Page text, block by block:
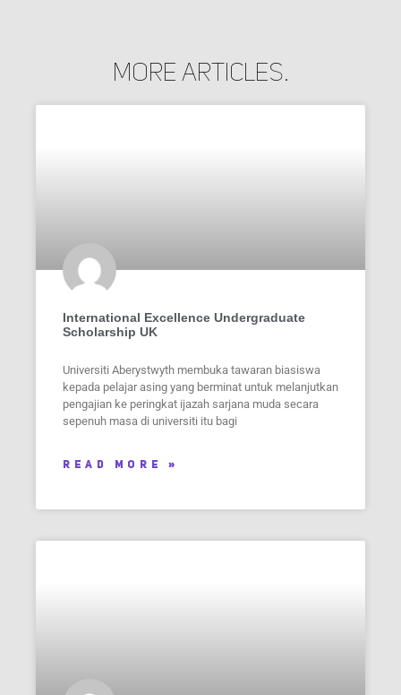
More Articles.
International Excellence Undergraduate
Scholarship UK
Universiti Aberystwyth membuka tawaran biasiswa
kepada pelajar asing yang berminat untuk melanjutkan
pengajian ke peringkat ijazah sarjana muda secara
sepenuh masa di universiti itu bagi
READ MORE »